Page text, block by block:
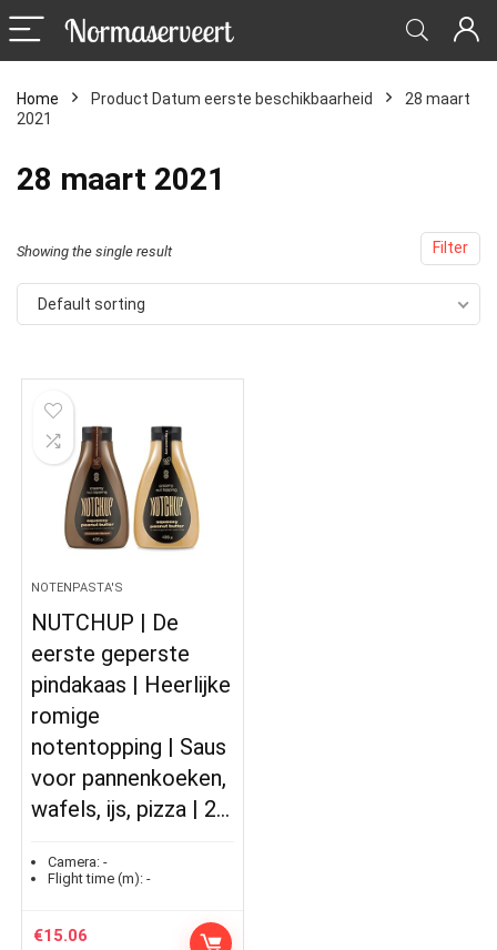
Home Product Datum eerste beschikbaarheid
28 maart
2021
28 maart 2021
Filter
Showing the single result
Default sorting
NOTENPASTA'S
NUTCHUP | De
eerste geperste
pindakaas | Heerlijke
romige
notentopping | Saus
voor pannenkoeken,
wafels, ijs, pizza | 2…
Camera: -
Flight time (m): -
€15.06